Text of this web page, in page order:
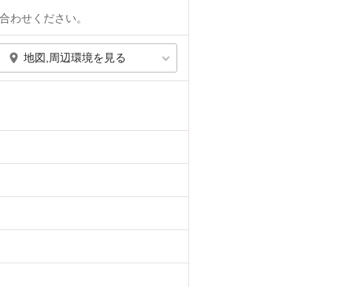
わせください。
地図,周辺環境を見る